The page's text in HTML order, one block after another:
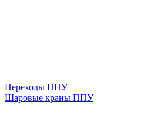
Переходы ППУ
Шаровые краны ППУ